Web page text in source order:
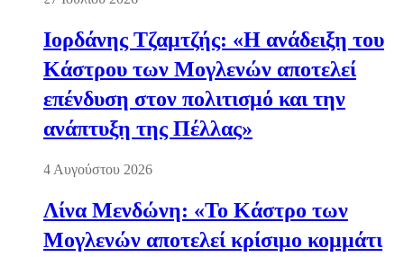
Ιορδάνης Τζαμτζής: «Η ανάδειξη του
Κάστρου των Μογλενών αποτελεί
επένδυση στον πολιτισμό και την
ανάπτυξη της Πέλλας»
4 Αυγούστου 2026
Λίνα Μενδώνη: «Το Κάστρο των
Μογλενών αποτελεί κρίσιμο κομμάτι